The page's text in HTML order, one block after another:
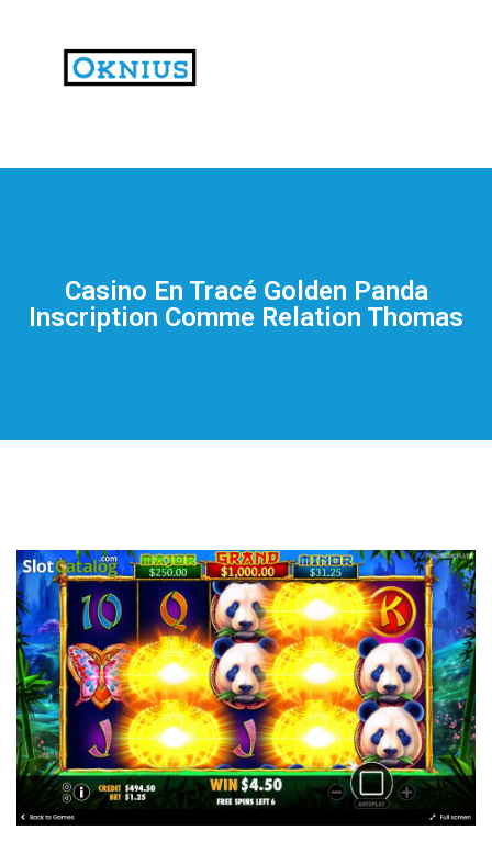
На
впечатлениями
визуальное
оформление.
Среди
таких
обсуждений
игра
https://xn-
-80adioageb0aqloc.xn-
-
p1ai/
встречается
Casino En Tracé Golden Panda
Inscription Comme Relation Thomas